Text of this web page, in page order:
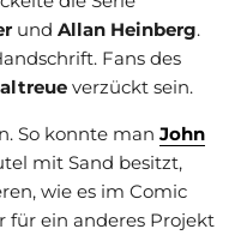
und Allan Heinberg.
Fans des
verzückt sein.
So konnte man John
mit Sand besitzt,
wie es im Comic
für ein anderes Projekt